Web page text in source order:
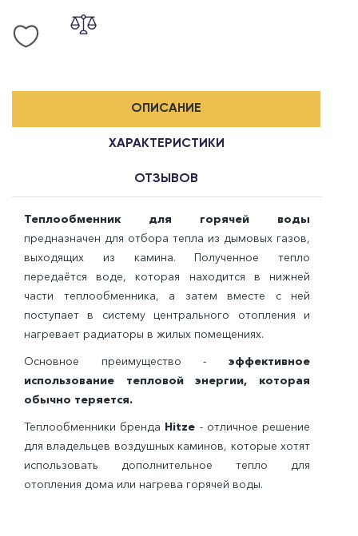
ОПИСАНИЕ
ХАРАКТЕРИСТИКИ
ОТЗЫВОВ
Теплообменник для горячей воды
предназначен для отбора тепла из дымовых газов,
выходящих из камина. Полученное тепло
передаётся воде, которая находится в нижней
части теплообменника, а затем вместе с ней
поступает в систему центрального отопления и
нагревает радиаторы в жилых помещениях.
Основное преимущество - эффективное
использование тепловой энергии, которая
обычно теряется.
Теплообменники бренда Hitze - отличное решение
для владельцев воздушных каминов, которые хотят
использовать дополнительное тепло для
отопления дома или нагрева горячей воды.